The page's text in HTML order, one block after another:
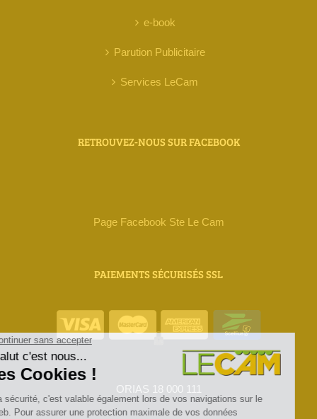
e-book
Parution Publicitaire
Services LeCam
RETROUVEZ-NOUS SUR FACEBOOK
Page Facebook Ste Le Cam
PAIEMENTS SÉCURISÉS SSL
ORIAS 18 000 111